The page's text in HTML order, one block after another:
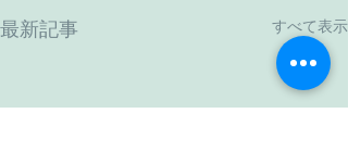
最新記事 すべて表示